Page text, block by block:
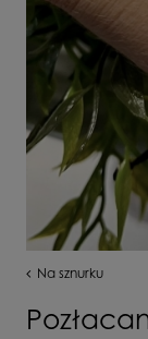
Na sznurku